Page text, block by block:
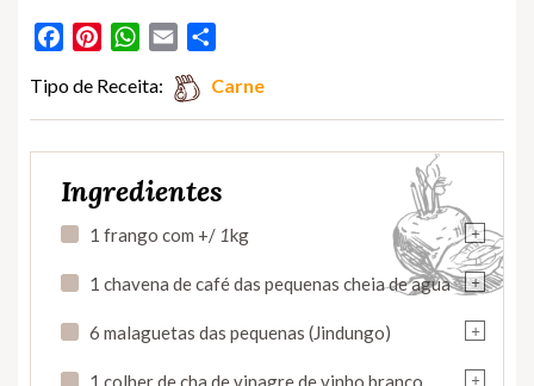
FacebookPinterestWhatsApp
Email
Tipo de Receita: Carne
Ingredientes
+
1 frango com +/ 1kg
+
1 chavena de café das pequenas cheia de agua
+
6 malaguetas das pequenas (Jindungo)
+
1 colher de cha de vinagre de vinho branco